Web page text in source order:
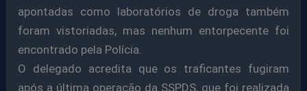
apontadas como laboratórios de droga também
foram vistoriadas, mas nenhum entorpecente foi
encontrado pela Polícia.
O delegado acredita que os traficantes fugiram
após a última operação da SSPDS, que foi realizada